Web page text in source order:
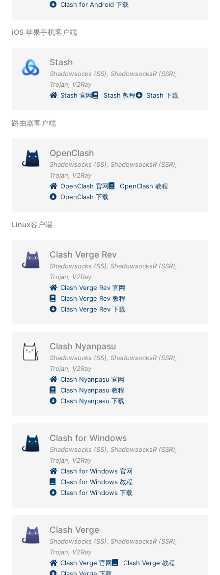
Clash for Android 下载
iOS 苹果手机客户端
Stash
Shadowsocks (SS), ShadowsocksR (SSR),
Trojan, V2Ray
Stash 官网
Stash 教程 Stash 下载
路由器客户端
OpenClash
Shadowsocks (SS), ShadowsocksR (SSR),
Trojan, V2Ray
OpenClash 官网
OpenClash 教程
OpenClash 下载
Linux客户端
Clash Verge Rev
Shadowsocks (SS), ShadowsocksR (SSR),
Trojan, V2Ray
Clash Verge Rev 官网
Clash Verge Rev 教程
Clash Verge Rev 下载
Clash Nyanpasu
Shadowsocks (SS), ShadowsocksR (SSR),
Trojan, V2Ray
Clash Nyanpasu 官网
Clash Nyanpasu 教程
Clash Nyanpasu 下载
Clash for Windows
Shadowsocks (SS), ShadowsocksR (SSR),
Trojan, V2Ray
Clash for Windows 官网
Clash for Windows 教程
Clash for Windows 下载
Clash Verge
Shadowsocks (SS), ShadowsocksR (SSR),
Trojan, V2Ray
Clash Verge 官网
Clash Verge 教程